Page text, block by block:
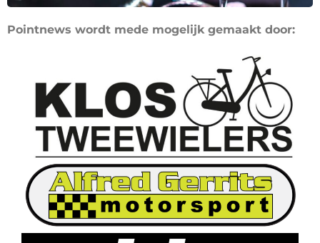
Pointnews wordt mede mogelijk gemaakt door: